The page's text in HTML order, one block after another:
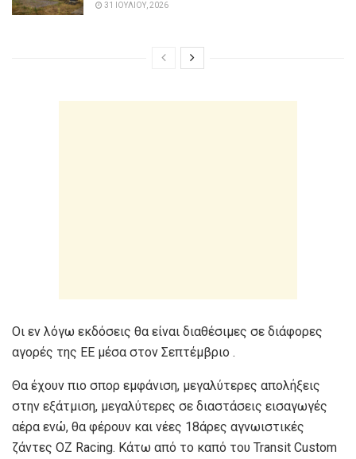
31 ΙΟΥΛΊΟΥ, 2026
Οι εν λόγω εκδόσεις θα είναι διαθέσιμες σε διάφορες
αγορές της ΕΕ μέσα στον Σεπτέμβριο .
Θα έχουν πιο σπορ εμφάνιση, μεγαλύτερες απολήξεις
στην εξάτμιση, μεγαλύτερες σε διαστάσεις εισαγωγές
αέρα ενώ, θα φέρουν και νέες 18άρες αγνωιστικές
ζάντες OZ Racing. Κάτω από το καπό του Transit Custom